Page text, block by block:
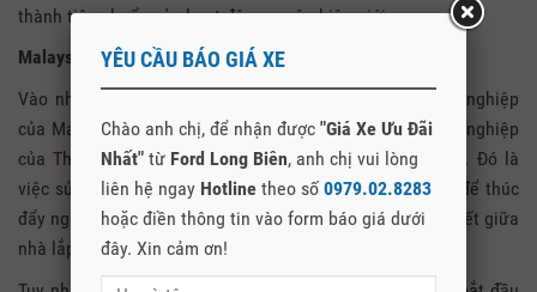
thành tiêu chuẩn của hoạt động xuyên biên giới.
Malaysia: Phát triển thương hiệu xe hơi nội địa
Vào những năm 1960 và 1970, những chính sách công nghiệp
của Malaysia cũng tương tự như những chính sách công nghiệp
của Thái Lan trong giai đoạn thay thế hàng nhập khẩu. Đó là
việc sử dụng công cụ thuế và quy định tỷ lệ nội địa hóa để thúc
đẩy ngành công nghiệp ô tô non trẻ hình thành các liên kết giữa
nhà lắp ráp với các nhà cung cấp linh kiện.
YÊU CẦU BÁO GIÁ XE
Chào anh chị, để nhận được "Giá Xe Ưu Đãi
Nhất" từ Ford Long Biên, anh chị vui lòng
liên hệ ngay Hotline theo số 0979.02.8283
hoặc điền thông tin vào form báo giá dưới
đây. Xin cảm ơn!